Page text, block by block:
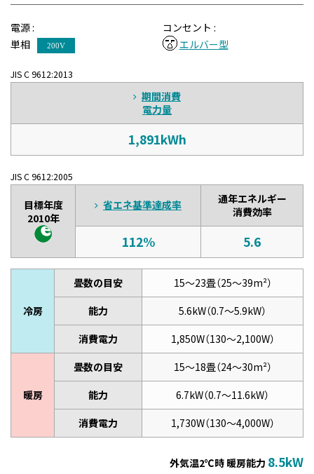
電源 :
単相
200V
コンセント :
エルバー型
JIS C 9612:2013
期間消費
電力量
1,891kWh
JIS C 9612:2005
目標年度
2010年
省エネ基準達成率
通年エネルギー
消費効率
112% 5.6
冷房
畳数の目安
15～23畳（25～39m²）
能力
5.6kW（0.7～5.9kW）
消費電力
1,850W（130～2,100W）
暖房
畳数の目安
15～18畳（24～30m²）
能力
6.7kW（0.7～11.6kW）
消費電力
1,730W（130～4,000W）
外気温2℃時 暖房能力 8.5kW